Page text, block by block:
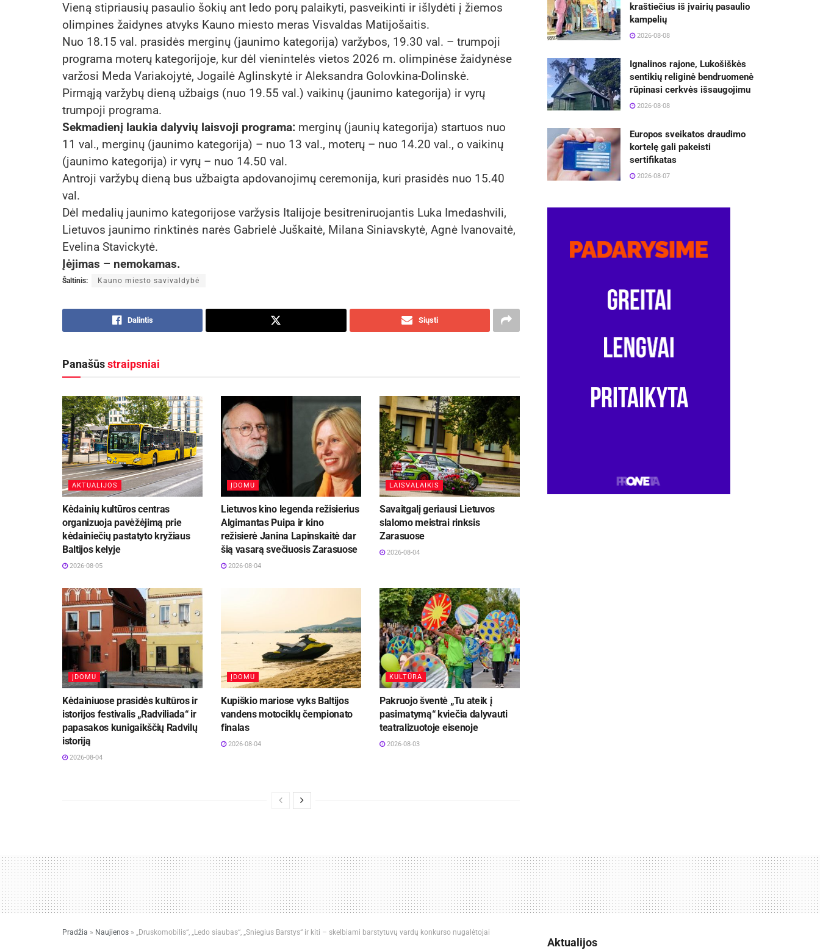
Vieną stipriausių pasaulio šokių ant ledo porų palaikyti, pasveikinti ir išlydėti į žiemos
olimpines žaidynes atvyks Kauno miesto meras Visvaldas Matijošaitis.
Nuo 18.15 val. prasidės merginų (jaunimo kategorija) varžybos, 19.30 val. – trumpoji
programa moterų kategorijoje, kur dėl vienintelės vietos 2026 m. olimpinėse žaidynėse
varžosi Meda Variakojytė, Jogailė Aglinskytė ir Aleksandra Golovkina-Dolinskė.
Pirmąją varžybų dieną užbaigs (nuo 19.55 val.) vaikinų (jaunimo kategorija) ir vyrų
trumpoji programa.
Sekmadienį laukia dalyvių laisvoji programa: merginų (jaunių kategorija) startuos nuo
11 val., merginų (jaunimo kategorija) – nuo 13 val., moterų – nuo 14.20 val., o vaikinų
(jaunimo kategorija) ir vyrų – nuo 14.50 val.
Antroji varžybų dieną bus užbaigta apdovanojimų ceremonija, kuri prasidės nuo 15.40
val.
Dėl medalių jaunimo kategorijose varžysis Italijoje besitreniruojantis Luka Imedashvili,
Lietuvos jaunimo rinktinės narės Gabrielė Juškaitė, Milana Siniavskytė, Agnė Ivanovaitė,
Evelina Stavickytė.
Įėjimas – nemokamas.
Šaltinis: Kauno miesto savivaldybė
Dalintis Siųsti
Panašūsstraipsniai
AKTUALIJOS
Kėdainių kultūros centras
organizuoja pavėžėjimą prie
kėdainiečių pastatyto kryžiaus
Baltijos kelyje
2026-08-05
ĮDOMU
Lietuvos kino legenda režisierius
Algimantas Puipa ir kino
režisierė Janina Lapinskaitė dar
šią vasarą svečiuosis Zarasuose
2026-08-04
LAISVALAIKIS
Savaitgalį geriausi Lietuvos
slalomo meistrai rinksis
Zarasuose
2026-08-04
ĮDOMU
Kėdainiuose prasidės kultūros ir
istorijos festivalis „Radviliada“ ir
papasakos kunigaikščių Radvilų
istoriją
2026-08-04
ĮDOMU
Kupiškio mariose vyks Baltijos
vandens motociklų čempionato
finalas
2026-08-04
KULTŪRA
Pakruojo šventė „Tu ateik į
pasimatymą“ kviečia dalyvauti
teatralizuotoje eisenoje
2026-08-03
kraštiečius iš įvairių pasaulio
kampelių
2026-08-08
Ignalinos rajone, Lukošiškės
sentikių religinė bendruomenė
rūpinasi cerkvės išsaugojimu
2026-08-08
Europos sveikatos draudimo
kortelę gali pakeisti
sertifikatas
2026-08-07
Pradžia » Naujienos » „Druskomobilis“, „Ledo siaubas“, „Sniegius Barstys“ ir kiti – skelbiami barstytuvų vardų konkurso nugalėtojai
Aktualijos